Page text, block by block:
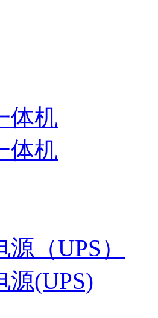
体机
体机
（UPS）
源(UPS)